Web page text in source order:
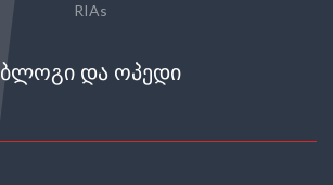
RIAs
ᲑᲚᲝᲒᲘ ᲓᲐ ᲝᲞᲔᲓᲘ